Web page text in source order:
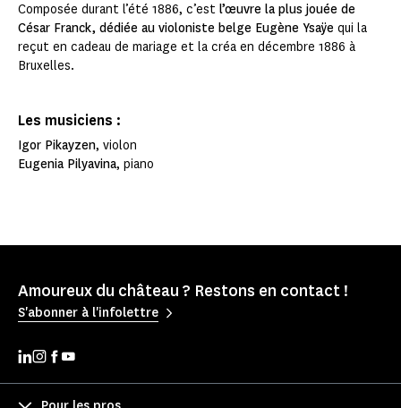
Composée durant l’été 1886, c’est l’œuvre la plus jouée de
César Franck, dédiée au violoniste belge Eugène Ysaÿe qui la
reçut en cadeau de mariage et la créa en décembre 1886 à
Bruxelles.
Les musiciens :
Igor Pikayzen, violon
Eugenia Pilyavina, piano
Amoureux du château ? Restons en contact !
S'abonner à l'infolettre